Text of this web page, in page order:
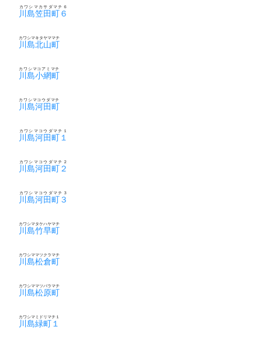
川島笠田町６
カワシマカサダマチ６
川島北山町
カワシマキタヤママチ
川島小網町
カワシマコアミマチ
川島河田町
カワシマコウダマチ
川島河田町１
カワシマコウダマチ１
川島河田町２
カワシマコウダマチ２
川島河田町３
カワシマコウダマチ３
川島竹早町
カワシマタケハヤマチ
川島松倉町
カワシママツクラマチ
川島松原町
カワシママツバラマチ
川島緑町１
カワシマミドリマチ１